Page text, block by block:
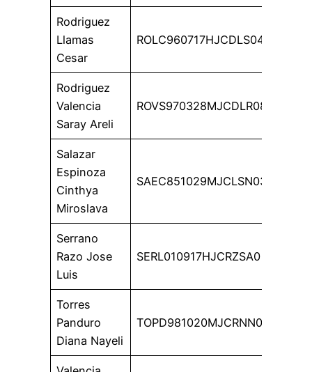
Rodriguez
Llamas
Cesar
ROLC960717HJCDLS04
Rodriguez
Valencia
Saray Areli
ROVS970328MJCDLR08
Salazar
Espinoza
Cinthya
Miroslava
SAEC851029MJCLSN03
Serrano
Razo Jose
Luis
SERL010917HJCRZSA0
Torres
Panduro
Diana Nayeli
TOPD981020MJCRNN00